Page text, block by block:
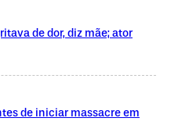
de dor, diz mãe; ator
de iniciar massacre em